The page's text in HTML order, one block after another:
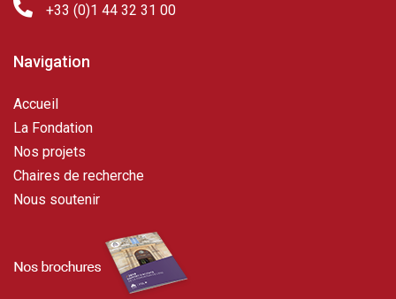
+33 (0)1 44 32 31 00
Navigation
Accueil
La Fondation
Nos projets
Chaires de recherche
Nous soutenir